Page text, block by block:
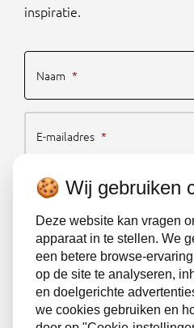
inspiratie.
Naam *
E-mailadres *
Schrijf je
Algemene voorwaarden
Privacybeleid
🍪 Wij gebruiken
Deze website kan vragen
apparaat in te stellen. We
een betere browse-
op de site te analyseren,
en doelgerichte
we cookies gebruiken en